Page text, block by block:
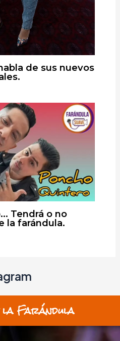
de sus nuevos
Tendrá o no
la farándula.
la Farándula